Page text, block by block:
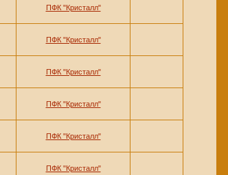
ПФК "Кристалл"
ПФК "Кристалл"
ПФК "Кристалл"
ПФК "Кристалл"
ПФК "Кристалл"
ПФК "Кристалл"